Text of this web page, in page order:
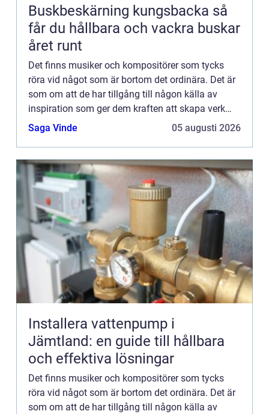
Buskbeskärning kungsbacka så
får du hållbara och vackra buskar
året runt
Det finns musiker och kompositörer som tycks
röra vid något som är bortom det ordinära. Det är
som om att de har tillgång till någon källa av
inspiration som ger dem kraften att skapa verk
bortom det va...
Saga Vinde 05 augusti 2026
Installera vattenpump i
Jämtland: en guide till hållbara
och effektiva lösningar
Det finns musiker och kompositörer som tycks
röra vid något som är bortom det ordinära. Det är
som om att de har tillgång till någon källa av